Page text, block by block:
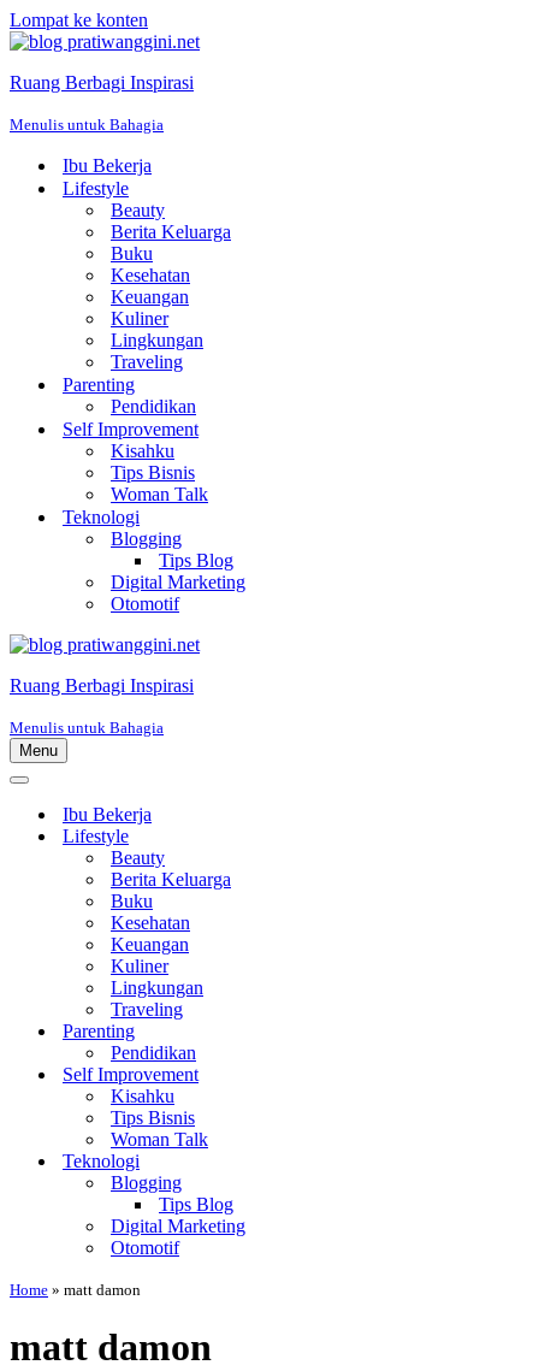
Lompat ke konten
Ruang Berbagi Inspirasi
Menulis untuk Bahagia
Ibu Bekerja
Lifestyle
Beauty
Berita Keluarga
Buku
Kesehatan
Keuangan
Kuliner
Lingkungan
Traveling
Parenting
Pendidikan
Self Improvement
Kisahku
Tips Bisnis
Woman Talk
Teknologi
Blogging
Tips Blog
Digital Marketing
Otomotif
Ruang Berbagi Inspirasi
Menulis untuk Bahagia
Menu
Menu
Menu
NavigasiIbu Bekerja
Lifestyle
Beauty
Berita Keluarga
Buku
Kesehatan
Keuangan
Kuliner
Lingkungan
Traveling
Parenting
Pendidikan
Self Improvement
Kisahku
Tips Bisnis
Woman Talk
Teknologi
Blogging
Tips Blog
Digital Marketing
Otomotif
Home » matt damon
matt damon